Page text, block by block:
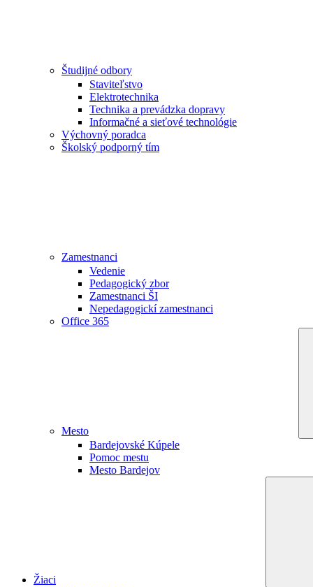
Študijné odbory
Staviteľstvo
Elektrotechnika
Technika a prevádzka dopravy
Informačné a sieťové technológie
Výchovný poradca
Školský podporný tím
Zamestnanci
Vedenie
Pedagogický zbor
Zamestnanci ŠI
Nepedagogickí zamestnanci
Office 365
Mesto
Bardejovské Kúpele
Pomoc mestu
Mesto Bardejov
Žiaci